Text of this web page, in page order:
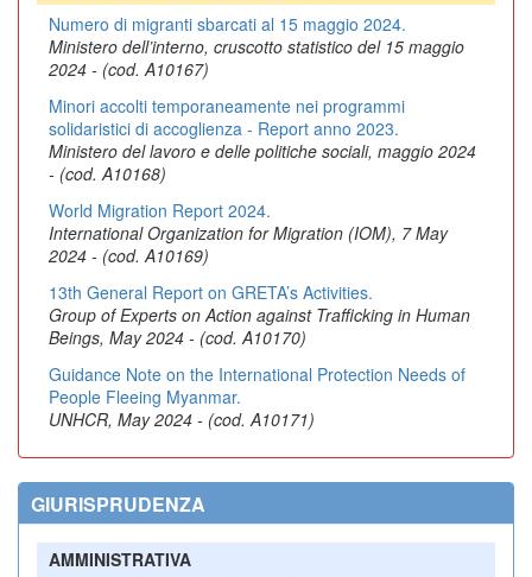
Numero di migranti sbarcati al 15 maggio 2024.
Ministero dell’interno, cruscotto statistico del 15 maggio
2024 - (cod. A10167)
Minori accolti temporaneamente nei programmi
solidaristici di accoglienza - Report anno 2023.
Ministero del lavoro e delle politiche sociali, maggio 2024
- (cod. A10168)
World Migration Report 2024.
International Organization for Migration (IOM), 7 May
2024 - (cod. A10169)
13th General Report on GRETA’s Activities.
Group of Experts on Action against Trafficking in Human
Beings, May 2024 - (cod. A10170)
Guidance Note on the International Protection Needs of
People Fleeing Myanmar.
UNHCR, May 2024 - (cod. A10171)
GIURISPRUDENZA
AMMINISTRATIVA